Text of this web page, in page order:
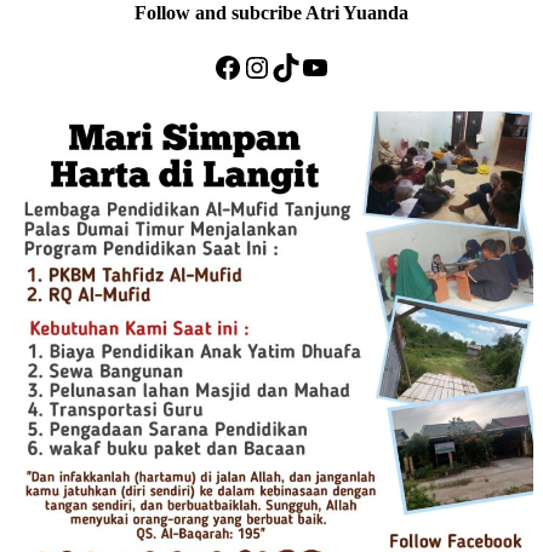
Follow and subcribe Atri Yuanda
Facebook
Instagram
TikTok
YouTube